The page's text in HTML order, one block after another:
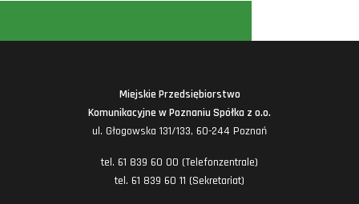
Miejskie Przedsiębiorstwo
Komunikacyjne w Poznaniu Spółka z o.o.
ul. Głogowska 131/133, 60-244 Poznań
tel. 61 839 60 00 (Telefonzentrale)
tel. 61 839 60 11 (Sekretariat)